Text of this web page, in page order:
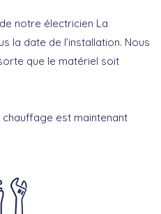
notre électricien La
la date de l’installation. Nous
que le matériel soit
est maintenant